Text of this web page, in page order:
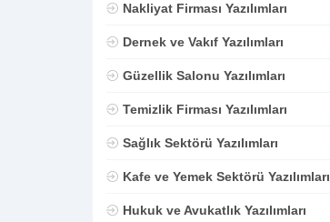
Nakliyat Firması Yazılımları
Dernek ve Vakıf Yazılımları
Güzellik Salonu Yazılımları
Temizlik Firması Yazılımları
Sağlık Sektörü Yazılımları
Kafe ve Yemek Sektörü Yazılımları
Hukuk ve Avukatlık Yazılımları